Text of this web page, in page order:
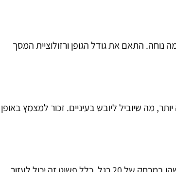
נוחה. התאם את גודל הגופן ורזולוציית המסך
מה שיוביל ליובש בעיניים. זכור למצמץ באופן